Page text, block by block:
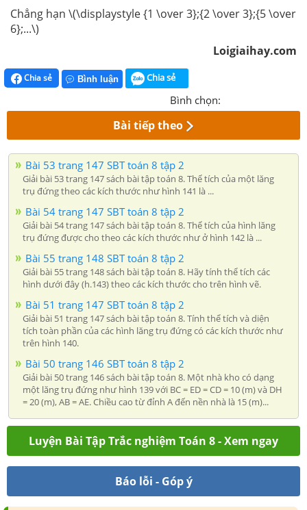
Chẳng hạn \(\displaystyle {1 \over 3};{2 \over 3};{5 \over
6};...\)
Loigiaihay.com
Chia sẻ Bình luận Chia sẻ
Bình chọn:
Bài tiếp theo
Bài 53 trang 147 SBT toán 8 tập 2
Giải bài 53 trang 147 sách bài tập toán 8. Thể tích của một lăng
trụ đứng theo các kích thước như hình 141 là ...
Bài 54 trang 147 SBT toán 8 tập 2
Giải bài 54 trang 147 sách bài tập toán 8. Thể tích của hình lăng
trụ đứng được cho theo các kích thước như ở hình 142 là ...
Bài 55 trang 148 SBT toán 8 tập 2
Giải bài 55 trang 148 sách bài tập toán 8. Hãy tính thể tích các
hình dưới đây (h.143) theo các kích thước cho trên hình vẽ.
Bài 51 trang 147 SBT toán 8 tập 2
Giải bài 51 trang 147 sách bài tập toán 8. Tính thể tích và diện
tích toàn phần của các hình lăng trụ đứng có các kích thước như
trên hình 140.
Bài 50 trang 146 SBT toán 8 tập 2
Giải bài 50 trang 146 sách bài tập toán 8. Một nhà kho có dạng
một lăng trụ đứng như hình 139 với BC = ED = CD = 10 (m) và DH
= 20 (m), AB = AE. Chiều cao từ đỉnh A đến nền nhà là 15 (m)...
Luyện Bài Tập Trắc nghiệm Toán 8 - Xem ngay
Báo lỗi - Góp ý